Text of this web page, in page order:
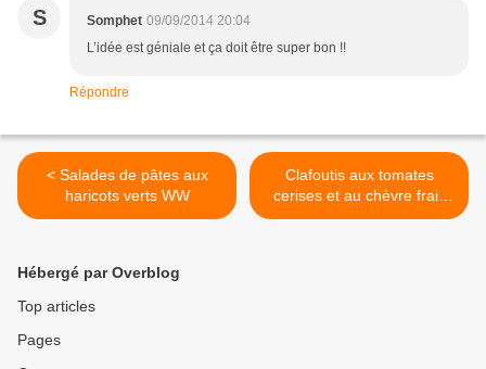
S Somphet 09/09/2014 20:04
L’idée est géniale et ça doit être super bon !!
Répondre
< Salades de pâtes aux
haricots verts WW
Clafoutis aux tomates
cerises et au chèvre frais
WW >
Hébergé par Overblog
Top articles
Pages